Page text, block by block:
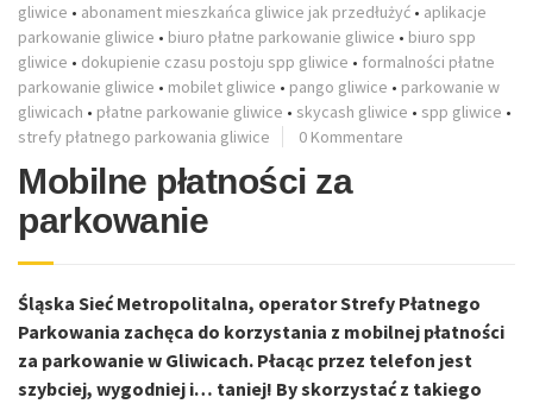
gliwice • abonament mieszkańca gliwice jak przedłużyć • aplikacje
parkowanie gliwice • biuro płatne parkowanie gliwice • biuro spp
gliwice • dokupienie czasu postoju spp gliwice • formalności płatne
parkowanie gliwice • mobilet gliwice • pango gliwice • parkowanie w
gliwicach • płatne parkowanie gliwice • skycash gliwice • spp gliwice •
strefy płatnego parkowania gliwice
0 Kommentare
Mobilne płatności za
parkowanie
Śląska Sieć Metropolitalna, operator Strefy Płatnego
Parkowania zachęca do korzystania z mobilnej płatności
za parkowanie w Gliwicach. Płacąc przez telefon jest
szybciej, wygodniej i… taniej! By skorzystać z takiego